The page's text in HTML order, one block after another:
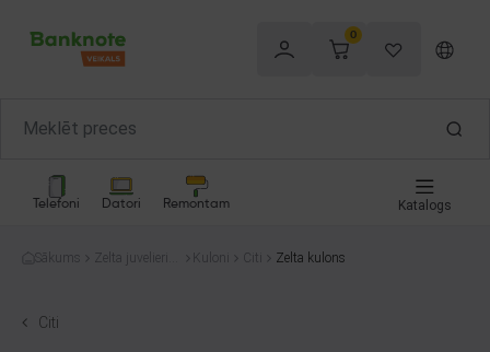
0
Telefoni Datori Remontam Katalogs
Sākums
Zelta juvelierizs
Kuloni Zelta kulons
Citi